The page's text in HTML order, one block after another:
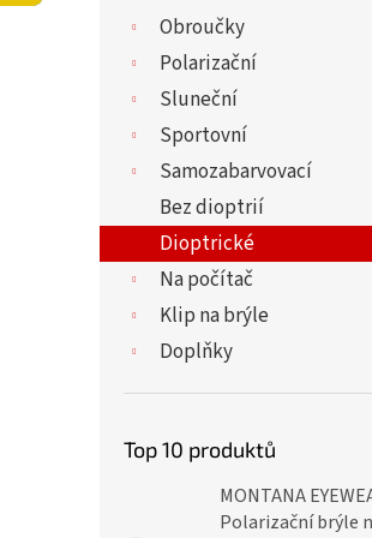
Obroučky
Polarizační
Sluneční
Sportovní
Samozabarvovací
Bez dioptrií
Dioptrické
Na počítač
Klip na brýle
Doplňky
Top 10 produktů
MONTANA
Polarizační brýle